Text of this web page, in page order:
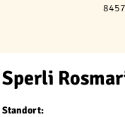
Sperli
Standort: